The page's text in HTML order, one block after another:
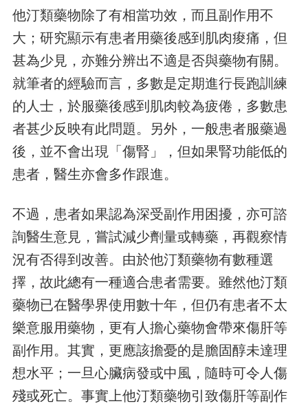
他汀類藥物除了有相當功效，而且副作用不
大；研究顯示有患者用藥後感到肌肉痠痛，但
甚為少見，亦難分辨出不適是否與藥物有關。
就筆者的經驗而言，多數是定期進行長跑訓練
的人士，於服藥後感到肌肉較為疲倦，多數患
者甚少反映有此問題。另外，一般患者服藥過
後，並不會出現「傷腎」，但如果腎功能低的
患者，醫生亦會多作跟進。
不過，患者如果認為深受副作用困擾，亦可諮
詢醫生意見，嘗試減少劑量或轉藥，再觀察情
況有否得到改善。由於他汀類藥物有數種選
擇，故此總有一種適合患者需要。雖然他汀類
藥物已在醫學界使用數十年，但仍有患者不太
樂意服用藥物，更有人擔心藥物會帶來傷肝等
副作用。其實，更應該擔憂的是膽固醇未達理
想水平；一旦心臟病發或中風，隨時可令人傷
殘或死亡。事實上他汀類藥物引致傷肝等副作